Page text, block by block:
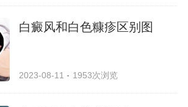
白癜风和白色糠疹区别图
2023-08-11 1953次浏览